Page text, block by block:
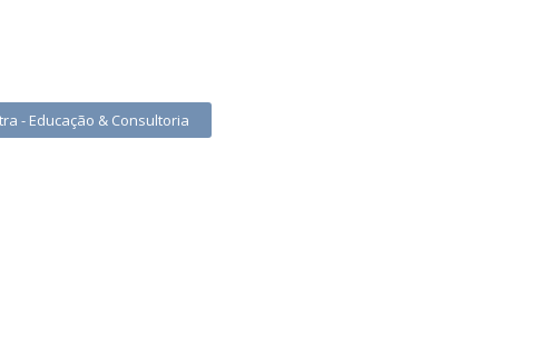
- Educação & Consultoria